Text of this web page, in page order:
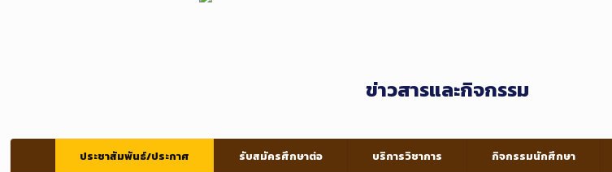
ข่าวสารและกิจกรรม
ประชาสัมพันธ์/ประกาศ รับสมัครศึกษาต่อ บริการวิชาการ กิจกรรมนักศึกษา